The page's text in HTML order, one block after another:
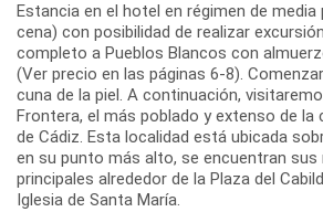
Estancia en el hotel en régimen de
cena) con posibilidad de realizar
completo a Pueblos Blancos con
(Ver precio en las páginas 6-8).
cuna de la piel. A continuación,
Frontera, el más poblado y extenso de la
de Cádiz. Esta localidad está ubicada
en su punto más alto, se encuentran
principales alrededor de la Plaza del
Iglesia de Santa María.